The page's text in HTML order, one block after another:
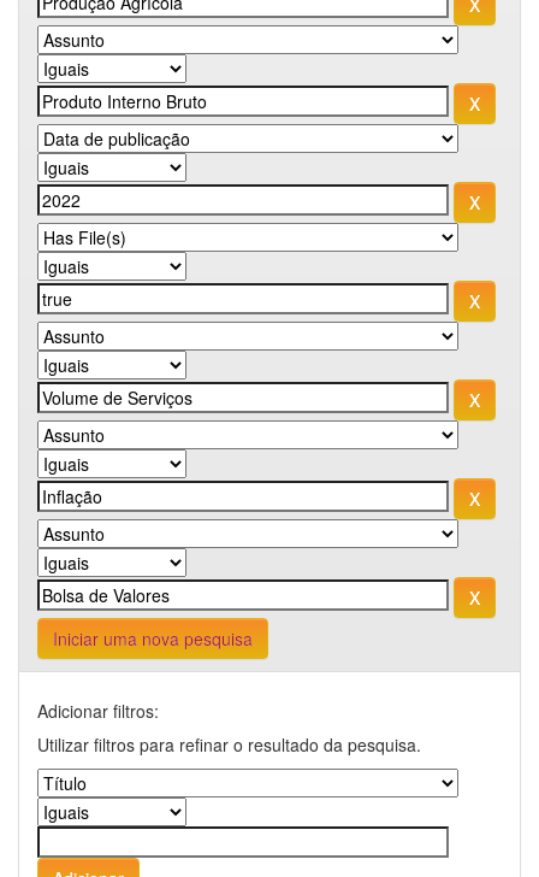
Iniciar uma nova pesquisa
Adicionar filtros:
Utilizar filtros para refinar o resultado da pesquisa.